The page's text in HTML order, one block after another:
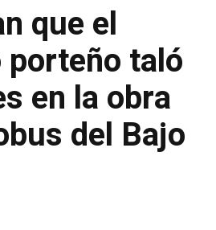
que el
porteño taló
en la obra
del Bajo